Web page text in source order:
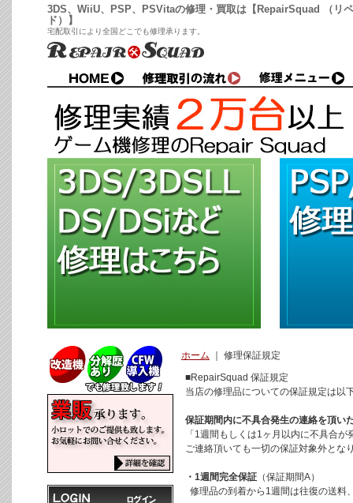
3DS、WiiU、PSP、PSVitaの修理・買取は【RepairSquad （リ
ド）】
宅配取引により全国どこでも修理承ります。
ホーム
修理保証規定
■RepairSquad 保証規定
当店の修理品についての保証規定は以
保証期間内に不具合発生の連絡を頂い
「1週間もしくは1ヶ月以内に不具合
ご連絡頂いても一切の保証対象外とな
・1週間完全保証 （保証期間A）
修理品の到着から1週間は往復の送料